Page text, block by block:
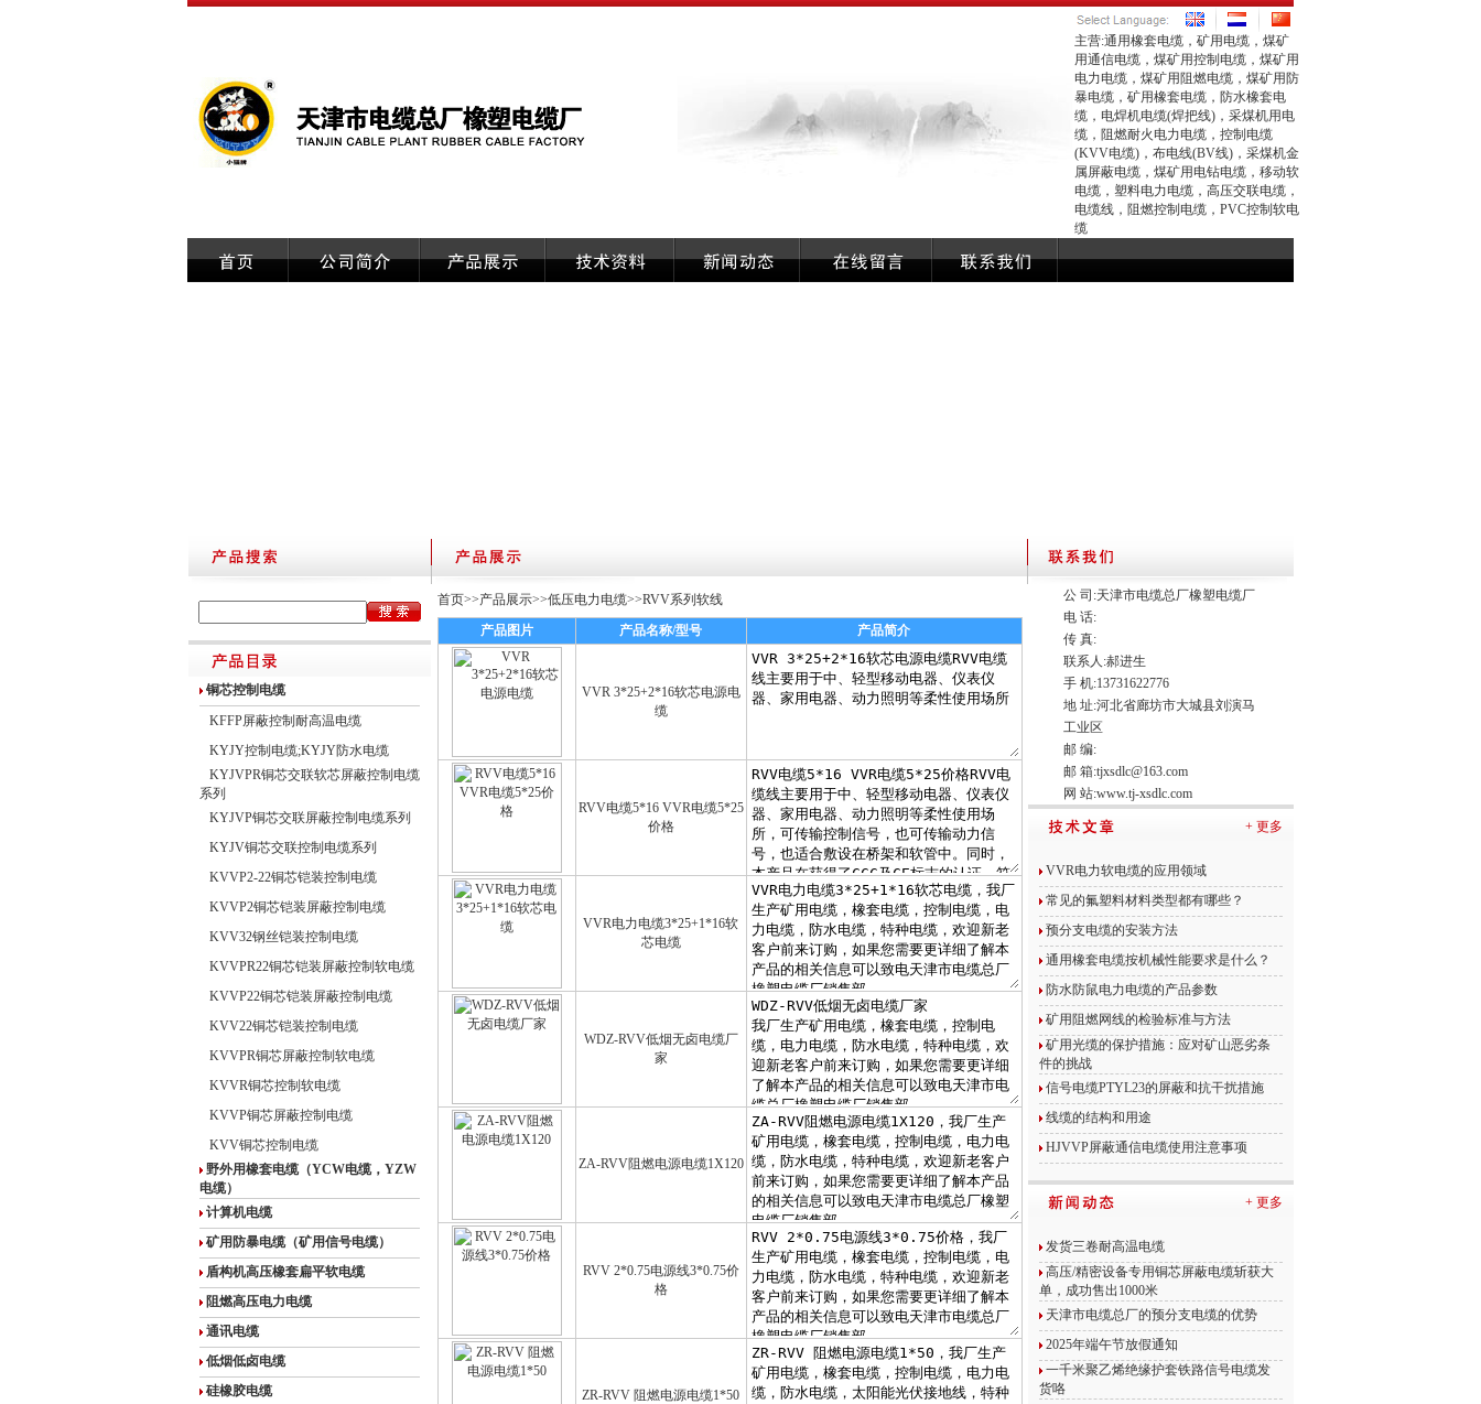
主营:通用橡套电缆，矿用电缆，煤矿
用通信电缆，煤矿用控制电缆，煤矿用
电力电缆，煤矿用阻燃电缆，煤矿用防
暴电缆，矿用橡套电缆，防水橡套电
缆，电焊机电缆(焊把线)，采煤机用电
缆，阻燃耐火电力电缆，控制电缆
(KVV电缆)，布电线(BV线)，采煤机金
属屏蔽电缆，煤矿用电钻电缆，移动软
电缆，塑料电力电缆，高压交联电缆，
电缆线，阻燃控制电缆，PVC控制软电
缆
铜芯控制电缆
KFFP屏蔽控制耐高温电缆
KYJY控制电缆;KYJY防水电缆
KYJVPR铜芯交联软芯屏蔽控制电缆
系列
KYJVP铜芯交联屏蔽控制电缆系列
KYJV铜芯交联控制电缆系列
KVVP2-22铜芯铠装控制电缆
KVVP2铜芯铠装屏蔽控制电缆
KVV32钢丝铠装控制电缆
KVVPR22铜芯铠装屏蔽控制软电缆
KVVP22铜芯铠装屏蔽控制电缆
KVV22铜芯铠装控制电缆
KVVPR铜芯屏蔽控制软电缆
KVVR铜芯控制软电缆
KVVP铜芯屏蔽控制电缆
KVV铜芯控制电缆
野外用橡套电缆（YCW电缆，YZW
电缆）
计算机电缆
矿用防暴电缆（矿用信号电缆）
盾构机高压橡套扁平软电缆
阻燃高压电力电缆
通讯电缆
低烟低卤电缆
硅橡胶电缆
首页>>产品展示>>低压电力电缆>>RVV系列软线
产品图片
产品名称/型号 产品简介
VVR 3*25+2*16软芯电源电
缆
RVV电缆5*16 VVR电缆5*25
价格
VVR电力电缆3*25+1*16软
芯电缆
WDZ-RVV低烟无卤电缆厂
家
ZA-RVV阻燃电源电缆1X120
RVV 2*0.75电源线3*0.75价
格
ZR-RVV 阻燃电源电缆1*50
公 司:天津市电缆总厂橡塑电缆厂
电 话:
传 真:
联系人:郝进生
手 机:13731622776
地 址:河北省廊坊市大城县刘演马
工业区
邮 编:
邮 箱:tjxsdlc@163.com
网 站:www.tj-xsdlc.com
+ 更多
VVR电力软电缆的应用领域
常见的氟塑料材料类型都有哪些？
预分支电缆的安装方法
通用橡套电缆按机械性能要求是什么？
防水防鼠电力电缆的产品参数
矿用阻燃网线的检验标准与方法
矿用光缆的保护措施：应对矿山恶劣条
件的挑战
信号电缆PTYL23的屏蔽和抗干扰措施
线缆的结构和用途
HJVVP屏蔽通信电缆使用注意事项
+ 更多
发货三卷耐高温电缆
高压/精密设备专用铜芯屏蔽电缆斩获大
单，成功售出1000米
天津市电缆总厂的预分支电缆的优势
2025年端午节放假通知
一千米聚乙烯绝缘护套铁路信号电缆发
货咯